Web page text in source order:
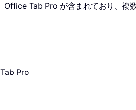
Tab Pro が含まれており、複
Pro